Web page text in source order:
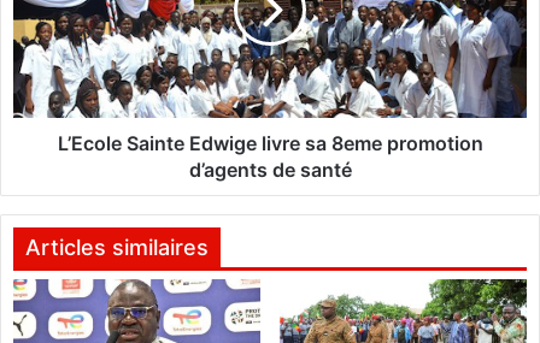
r
k
n
a
m
m
l
e
S
a
t
e
d
w
i
L’Ecole Sainte Edwige livre sa 8eme promotion
d’agents de santé
Articles similaires